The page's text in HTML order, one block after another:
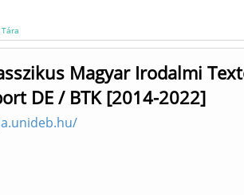
Magyar Irodalmi
DE / BTK [2014-2022]